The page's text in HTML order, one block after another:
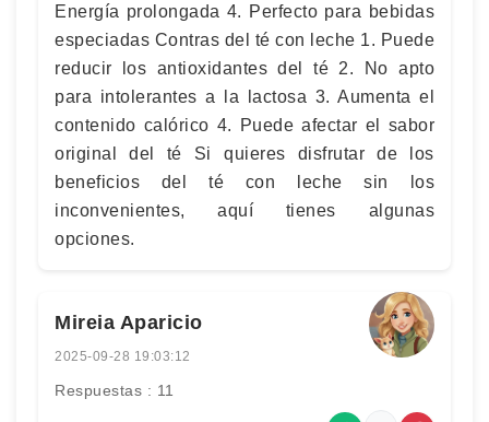
Energía prolongada 4. Perfecto para bebidas
especiadas Contras del té con leche 1. Puede
reducir los antioxidantes del té 2. No apto
para intolerantes a la lactosa 3. Aumenta el
contenido calórico 4. Puede afectar el sabor
original del té Si quieres disfrutar de los
beneficios del té con leche sin los
inconvenientes, aquí tienes algunas
opciones.
Mireia Aparicio
2025-09-28 19:03:12
Respuestas : 11